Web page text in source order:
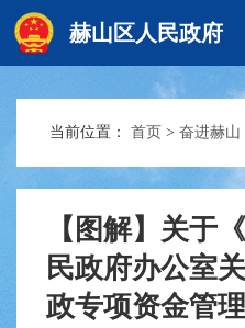
赫山区人民政府
赫山首页
政务要闻
信息公开
当前位置： 首页 > 奋进赫山
【图解】关于
民政府办公室
政专项资金管